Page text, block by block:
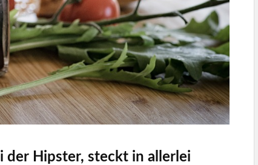
der Hipster, steckt in allerlei